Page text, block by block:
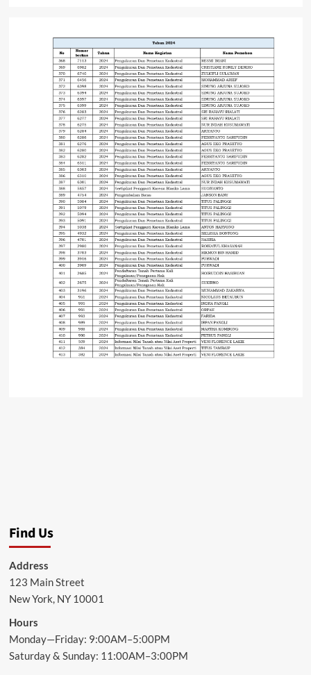
Find Us
Address
123 Main Street
New York, NY 10001
Hours
Monday—Friday: 9:00AM–5:00PM
Saturday & Sunday: 11:00AM–3:00PM